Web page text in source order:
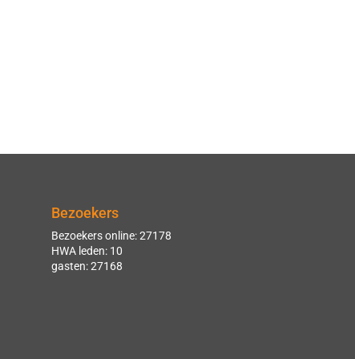
Bezoekers
Bezoekers online: 27178
HWA leden: 10
gasten: 27168